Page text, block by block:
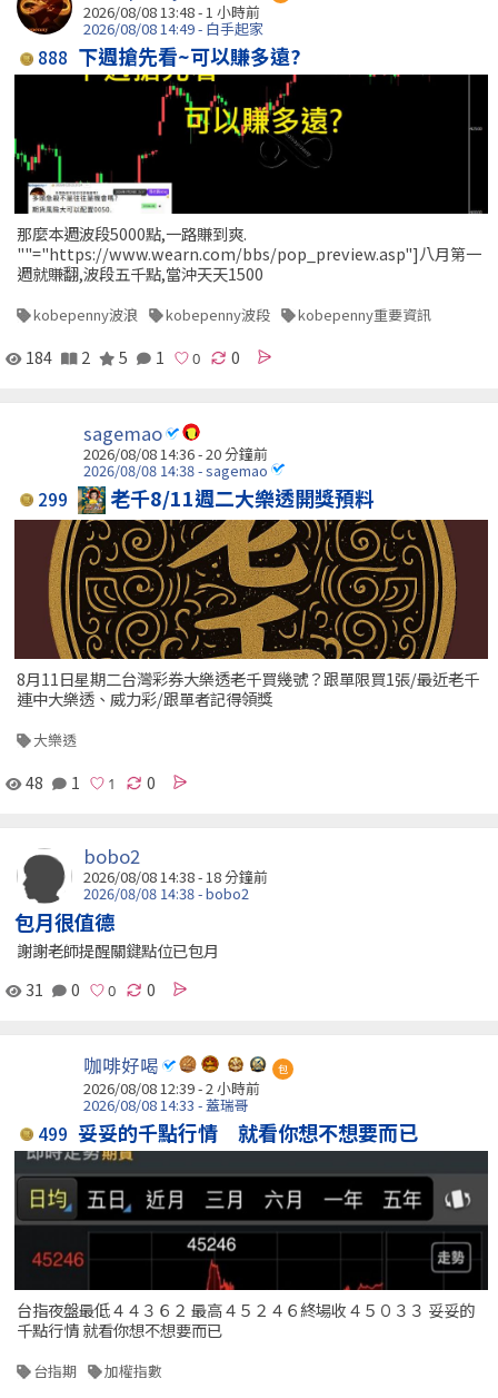
2026/08/08 13:48 -1 小時前
2026/08/08 14:49 - 白手起家
888 下週搶先看~可以賺多遠?
那麼本週波段5000點,一路賺到爽.
""="https://www.wearn.com/bbs/pop_preview.asp"]八月第一
週就賺翻,波段五千點,當沖天天1500
kobepenny波浪 kobepenny波段 kobepenny重要資訊
184 2 5 1 0
sagemao
2026/08/08 14:36 -20 分鐘前
2026/08/08 14:38 - sagemao
299 老千8/11週二大樂透開獎預料
8月11日星期二台灣彩券大樂透老千買幾號？跟單限買1張/最近老千
連中大樂透、威力彩/跟單者記得領獎
大樂透
48 1 0
bobo2
2026/08/08 14:38 -18 分鐘前
2026/08/08 14:38 - bobo2
包月很值德
謝謝老師提醒關鍵點位已包月
31
0 0
咖啡好喝 包
2026/08/08 12:39 -2 小時前
2026/08/08 14:33 - 蓋瑞哥
499 妥妥的千點行情 就看你想不想要而已
台指夜盤最低４４３６２ 最高４５２４６終場收４５０３３ 妥妥的
千點行情 就看你想不想要而已
台指期 加權指數